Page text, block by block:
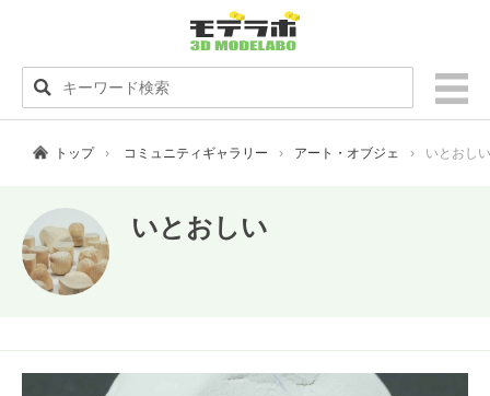
トップ コミュニティギャラリー アート・オブジェ いとおしい
いとおしい